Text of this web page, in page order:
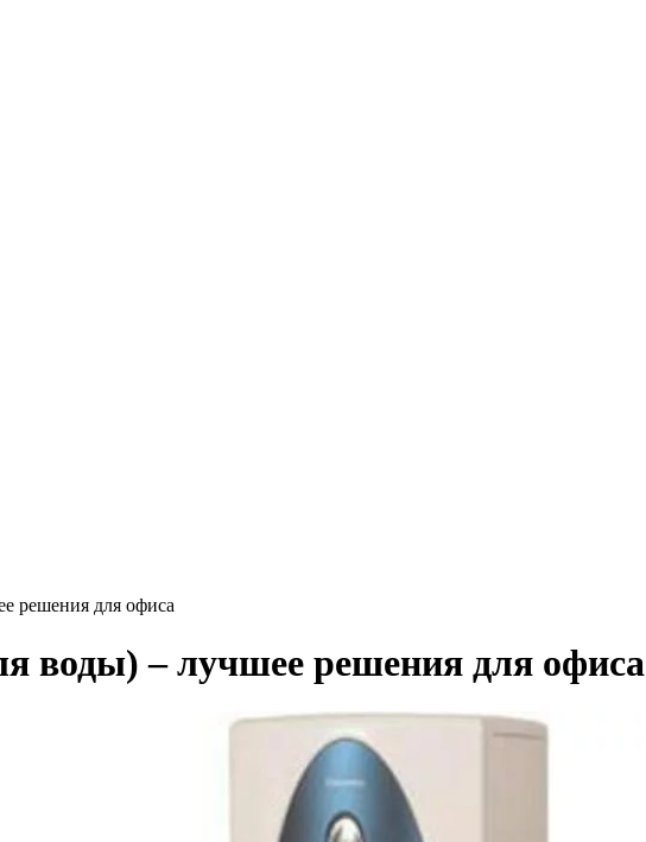
решения для офиса
воды) – лучшее решения для офиса